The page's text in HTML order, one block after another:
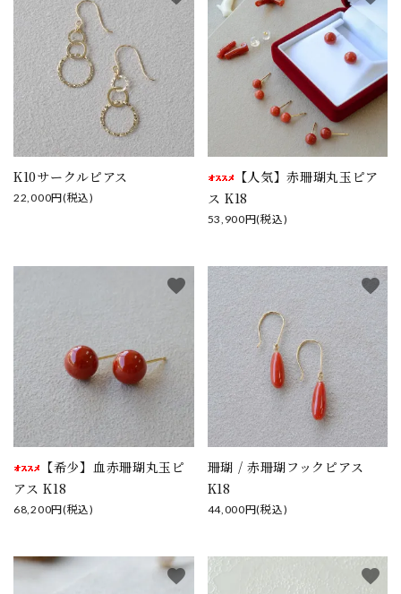
K10サークルピアス
22,000円(税込)
【人気】赤珊瑚丸玉ピア
ス K18
53,900円(税込)
【希少】血赤珊瑚丸玉ピ
アス K18
68,200円(税込)
favorite
珊瑚 / 赤珊瑚フックピアス
K18
44,000円(税込)
favorite
favorite favorite